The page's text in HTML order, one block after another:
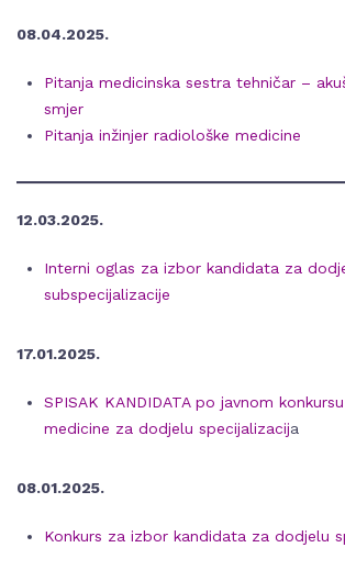
08.04.2025.
Pitanja medicinska sestra tehničar –
smjer
Pitanja inžinjer radiološke medicine
12.03.2025.
Interni oglas za izbor kandidata za
subspecijalizacije
17.01.2025.
SPISAK KANDIDATA po javnom
medicine za dodjelu specijalizacija
08.01.2025.
Konkurs za izbor kandidata za dodjelu